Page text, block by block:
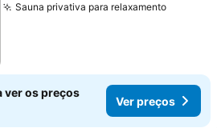
Sauna privativa para relaxamentoVer
ver os preços
Ver preços